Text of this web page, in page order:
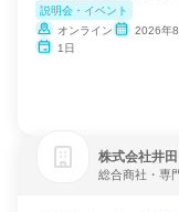
説明会・イベント
オンライン
2026年8月
1日
株式会社井
総合商社・専